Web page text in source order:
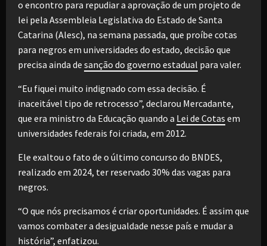
o encontro para repudiar a aprovação de um projeto de
lei pela Assembleia Legislativa do Estado de Santa
Catarina (Alesc), na semana passada, que proíbe cotas
para negros em universidades do estado, decisão que
precisa ainda de sanção do governo estadual para valer.
“Eu fiquei muito indignado com essa decisão. É
inaceitável tipo de retrocesso”, declarou Mercadante,
que era ministro da Educação quando a Lei de Cotas em
universidades federais foi criada, em 2012.
Ele exaltou o fato de o último concurso do BNDES,
realizado em 2024, ter reservado 30% das vagas para
negros.
“O que nós precisamos é criar oportunidades. É assim que
vamos combater a desigualdade nesse país e mudar a
história”, enfatizou.